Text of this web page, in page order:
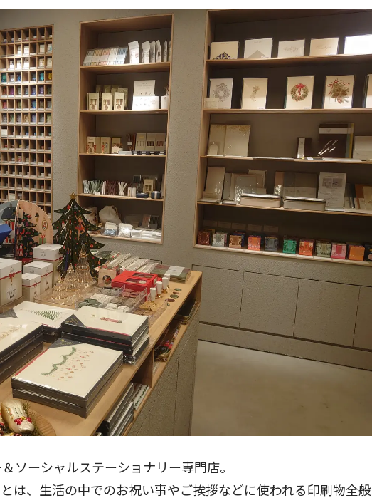
ソーシャルステーショナリー専門店。
は、生活の中でのお祝い事やご挨拶などに使われる印刷物全般